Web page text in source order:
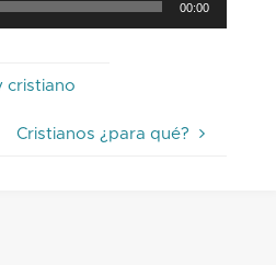
00:00
cristiano
Cristianos ¿para qué?